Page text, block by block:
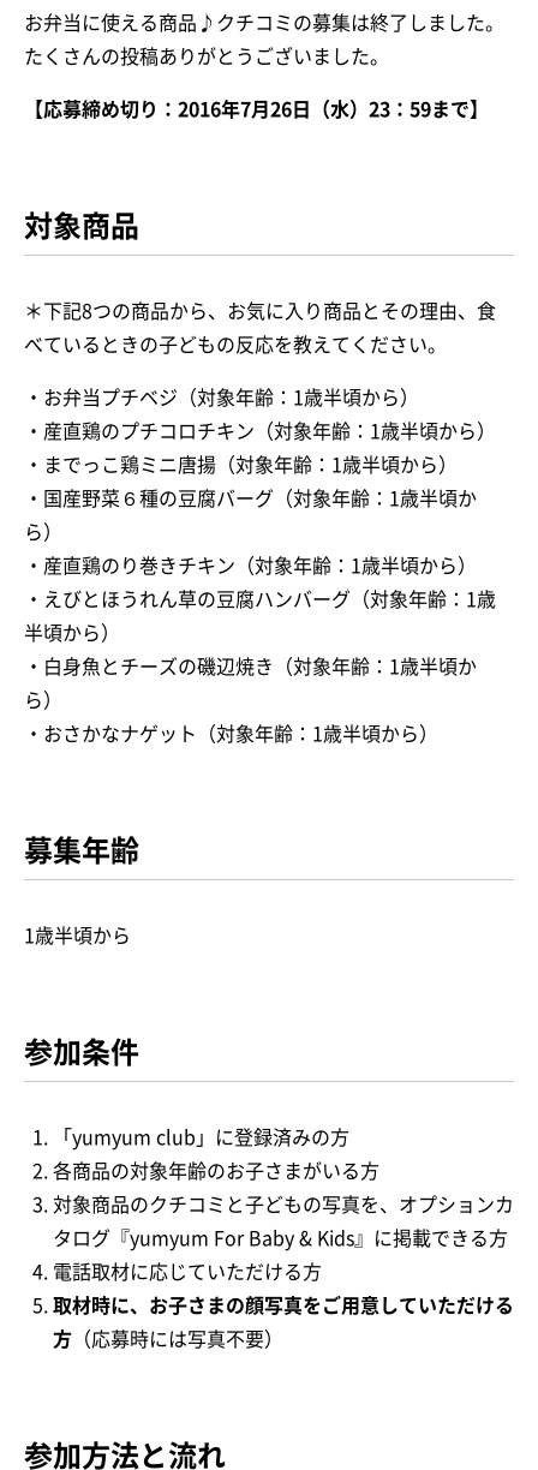
お弁当に使える商品♪クチコミの募集は終了しました。
たくさんの投稿ありがとうございました。
【応募締め切り：2016年7月26日（水）23：59まで】
対象商品
＊下記8つの商品から、お気に入り商品とその理由、食
べているときの子どもの反応を教えてください。
・お弁当プチベジ（対象年齢：1歳半頃から）
・産直鶏のプチコロチキン（対象年齢：1歳半頃から）
・までっこ鶏ミニ唐揚（対象年齢：1歳半頃から）
・国産野菜６種の豆腐バーグ（対象年齢：1歳半頃か
ら）
・産直鶏のり巻きチキン（対象年齢：1歳半頃から）
・えびとほうれん草の豆腐ハンバーグ（対象年齢：1歳
半頃から）
・白身魚とチーズの磯辺焼き（対象年齢：1歳半頃か
ら）
・おさかなナゲット（対象年齢：1歳半頃から）
募集年齢
1歳半頃から
参加条件
「yumyum club」に登録済みの方
各商品の対象年齢のお子さまがいる方
対象商品のクチコミと子どもの写真を、オプションカ
タログ『yumyum For Baby & Kids』に掲載できる方
電話取材に応じていただける方
取材時に、お子さまの顔写真をご用意していただける
方 （応募時には写真不要）
参加方法と流れ